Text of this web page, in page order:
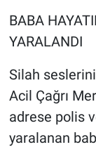
BABA
YARALANDI
Silah
Acil Çağrı
adrese polis
yaralanan